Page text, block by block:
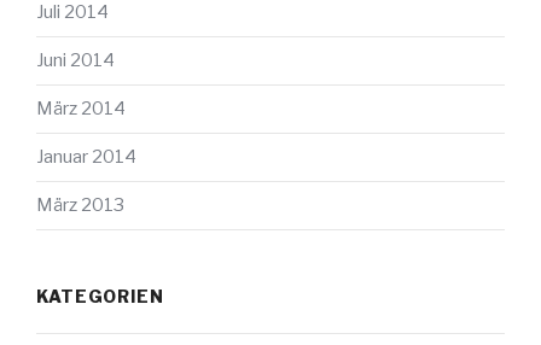
Juli 2014
Juni 2014
März 2014
Januar 2014
März 2013
KATEGORIEN